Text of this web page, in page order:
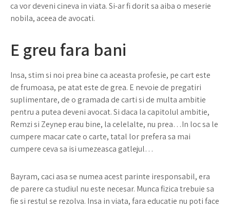
ca vor deveni cineva in viata. Si-ar fi dorit sa aiba o meserie
nobila, aceea de avocati.
E greu fara bani
Insa, stim si noi prea bine ca aceasta profesie, pe cart este
de frumoasa, pe atat este de grea. E nevoie de pregatiri
suplimentare, de o gramada de carti si de multa ambitie
pentru a putea deveni avocat. Si daca la capitolul ambitie,
Remzi si Zeynep erau bine, la celelalte, nu prea…In loc sa le
cumpere macar cate o carte, tatal lor prefera sa mai
cumpere ceva sa isi umezeasca gatlejul…
Bayram, caci asa se numea acest parinte iresponsabil, era
de parere ca studiul nu este necesar. Munca fizica trebuie sa
fie si restul se rezolva. Insa in viata, fara educatie nu poti face